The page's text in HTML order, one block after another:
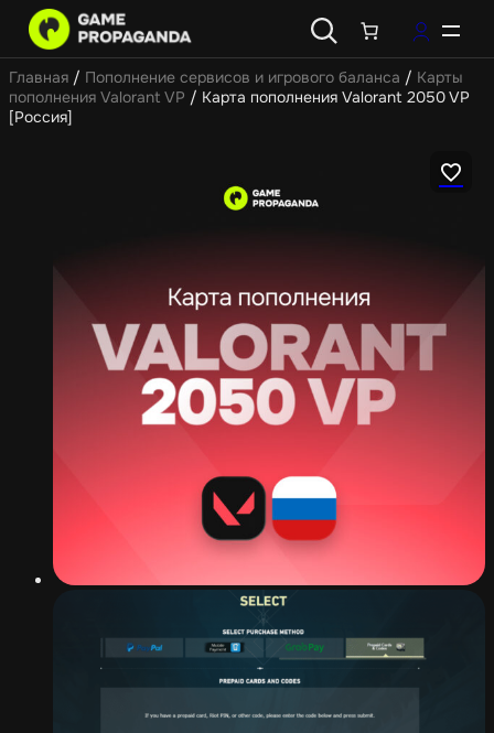
Главная / Пополнение сервисов и игрового баланса / Карты
пополнения Valorant VP / Карта пополнения Valorant 2050 VP
[Россия]